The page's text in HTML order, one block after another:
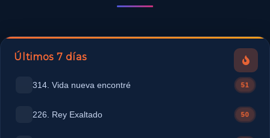
Últimos 7 días
314. Vida nueva encontré 51
226. Rey Exaltado 50